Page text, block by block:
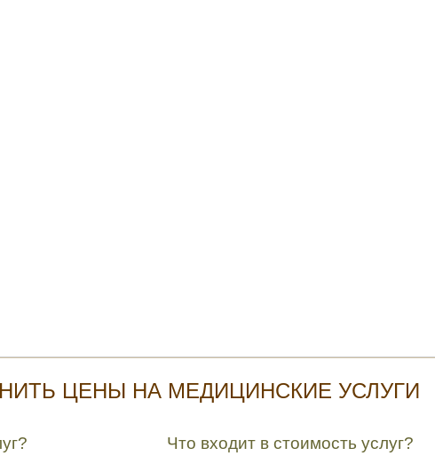
ЦЕНЫ НА МЕДИЦИНСКИЕ УСЛУГИ
Что входит в стоимость услуг?